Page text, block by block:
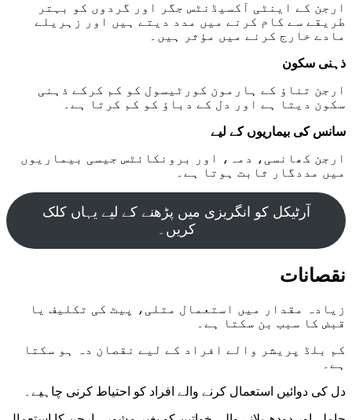
ارجن کے اینٹی آکسیڈنٹس جگر اور گردوں کو بہتر
طریقے سے کام کرنے میں مدد دیتے ہیں اور زہریلے
مادے خارج کرنے میں مؤثر ہیں۔
ذہنی سکون
ارجن تناؤ کے ہارمون کورٹیسول کو کم کرکے ذہنی
سکون دیتا ہے اور دل کے دباؤ کو کم کرتا ہے۔
سانس کی بیماریوں کے لیے
ارجن کھانسی، دمہ، اور برونکائٹس جیسی بیماریوں
میں مددگار ثابت ہوتا ہے۔
آرٹیکل کو انگریزی میں پڑھنے کے لیے یہاں کلک
کریں۔
نقصانات
زیادہ مقدار میں استعمال متلی، پیٹ کی تکلیف یا
قبض کا سبب بن سکتا ہے۔
کم بلڈ پریشر والے افراد کے لیے نقصان دہ ہو سکتا
ہے۔
دل کی دوائیں استعمال کرنے والے افراد کو احتیاط کرنی چاہیے۔